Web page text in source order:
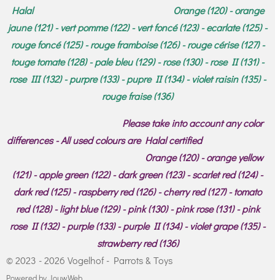
Halal Orange (120) - orange
jaune (121) - vert pomme (122) - vert foncé (123) - ecarlate (125) -
rouge foncé (125) - rouge framboise (126) - rouge cérise (127) -
touge tomate (128) - pale bleu (129) - rose (130) - rose II (131) -
rose III (132) - purpre (133) - pupre II (134) - violet raisin (135) -
rouge fraise (136)
Please take into account any color
differences - All used colours are Halal certified
Orange (120) - orange yellow
(121) - apple green (122) - dark green (123) - scarlet red (124) -
dark red (125) - raspberry red (126) - cherry red (127) - tomato
red (128) - light blue (129) - pink (130) - pink rose (131) - pink
rose II (132) - purple (133) - purple II (134) - violet grape (135) -
strawberry red (136)
© 2023 - 2026 Vogelhof - Parrots & Toys